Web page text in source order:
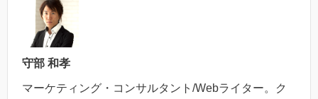
守部 和孝
マーケティング・コンサルタント/Webライター。ク